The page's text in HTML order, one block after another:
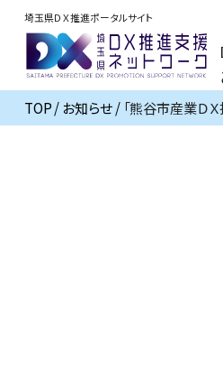
埼玉県ＤＸ推進ポータルサイト
TOP お知らせ 「熊谷市産業Ｄ